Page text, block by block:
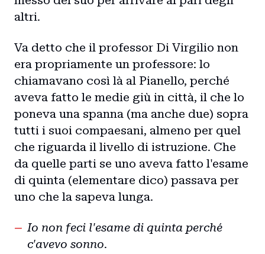
altri.
Va detto che il professor Di Virgilio non
era propriamente un professore: lo
chiamavano così là al Pianello, perché
aveva fatto le medie giù in città, il che lo
poneva una spanna (ma anche due) sopra
tutti i suoi compaesani, almeno per quel
che riguarda il livello di istruzione. Che
da quelle parti se uno aveva fatto l'esame
di quinta (elementare dico) passava per
uno che la sapeva lunga.
Io non feci l'esame di quinta perché
c'avevo sonno.